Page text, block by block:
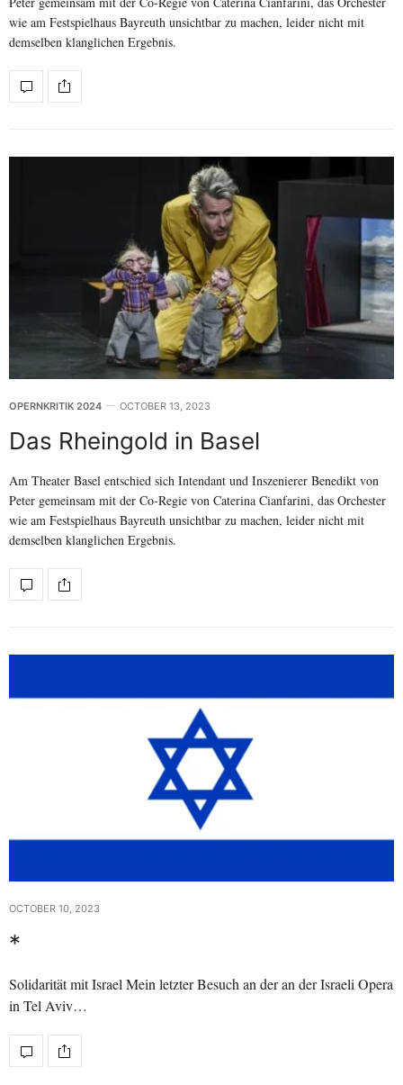
wie am Festspielhaus Bayreuth unsichtbar zu machen, leider nicht mit
demselben klanglichen Ergebnis.
OPERNKRITIK 2024 OCTOBER 13, 2023
Das Rheingold in Basel
Am Theater Basel entschied sich Intendant und Inszenierer Benedikt von
Peter gemeinsam mit der Co-Regie von Caterina Cianfarini, das Orchester
wie am Festspielhaus Bayreuth unsichtbar zu machen, leider nicht mit
demselben klanglichen Ergebnis.
OCTOBER 10, 2023
*
Solidarität mit Israel Mein letzter Besuch an der an der Israeli Opera
in Tel Aviv…